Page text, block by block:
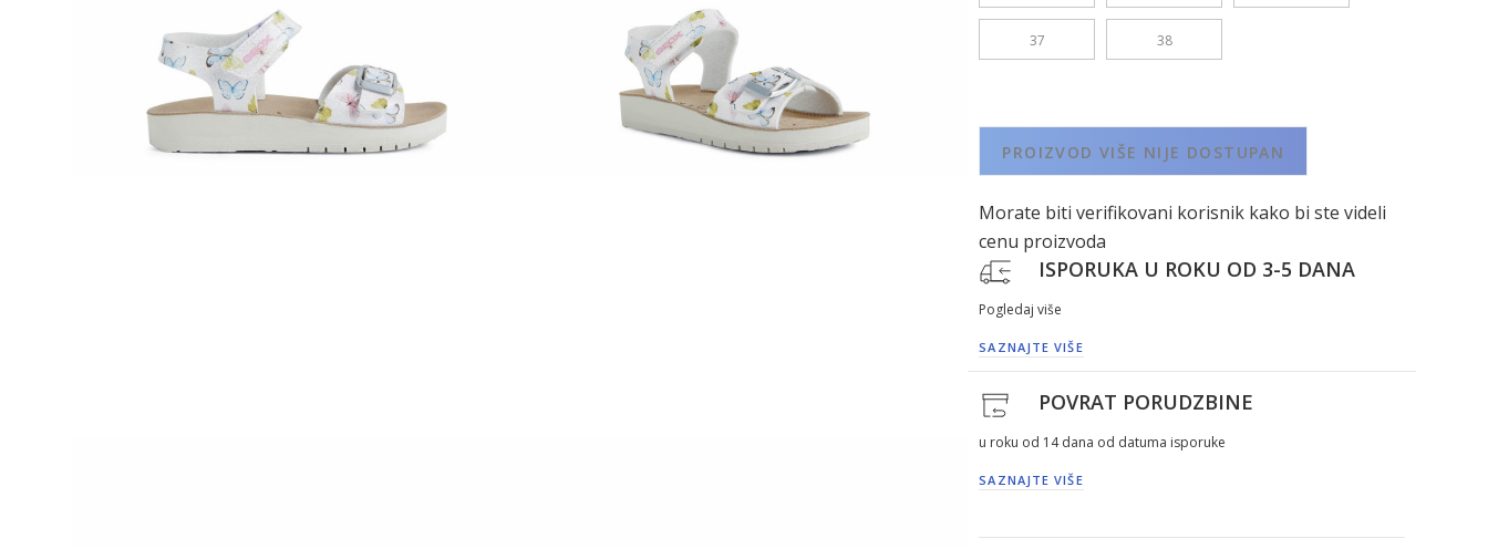
37 38
PROIZVOD VIŠE NIJE DOSTUPAN
Morate biti verifikovani korisnik kako bi ste videli
cenu proizvoda
ISPORUKA U ROKU OD 3-5 DANA
Pogledaj više
SAZNAJTE VIŠE
POVRAT PORUDZBINE
u roku od 14 dana od datuma isporuke
SAZNAJTE VIŠE